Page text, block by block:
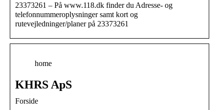
23373261 – På www.118.dk finder du Adresse- og
telefonnummeroplysninger samt kort og
rutevejledninger/planer på 23373261
home
KHRS ApS
Forside